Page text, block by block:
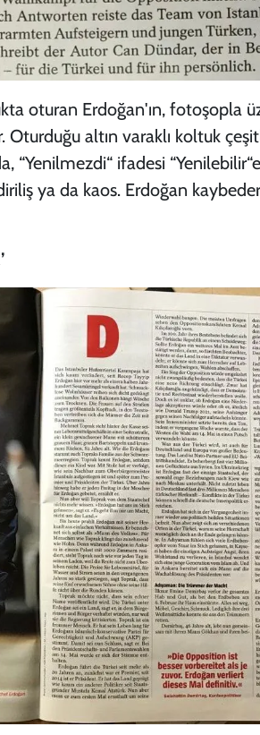
oturan Erdoğan'ın, fotoşopla
Oturduğu altın varaklı koltuk
“Yenilmezdi“ ifadesi “Yenilebilir“e
ya da kaos. Erdoğan